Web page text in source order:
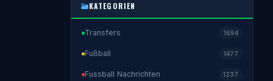
KATEGORIEN
Transfers 1694
Fußball 1477
Fussball Nachrichten 1237